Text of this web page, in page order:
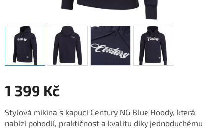
1 399 Kč
cena:
Stylová mikina s kapucí Century NG Blue Hoody, která
nabízí pohodlí, praktičnost a kvalitu díky jednoduchému